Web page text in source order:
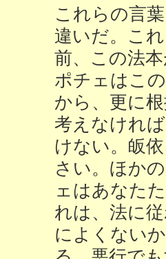
これらの言
違いだ。こ
前、この法
ポチェはこ
から、更に
考えなけれ
けない。皈
さい。ほか
ェはあなた
れは、法に
によくない